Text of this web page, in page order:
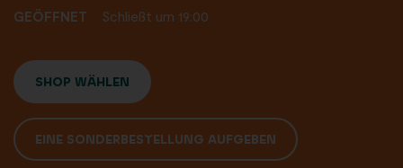
GEÖFFNET
Schließt um 19:00
SHOP WÄHLEN
EINE SONDERBESTELLUNG AUFGEBEN